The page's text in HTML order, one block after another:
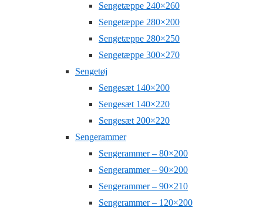
Sengetæppe 240×260
Sengetæppe 280×200
Sengetæppe 280×250
Sengetæppe 300×270
Sengetøj
Sengesæt 140×200
Sengesæt 140×220
Sengesæt 200×220
Sengerammer
Sengerammer – 80×200
Sengerammer – 90×200
Sengerammer – 90×210
Sengerammer – 120×200